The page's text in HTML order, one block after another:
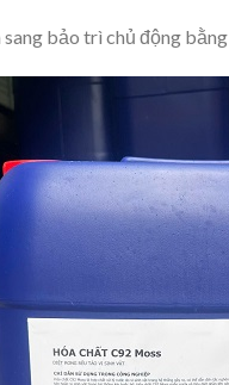
sang bảo trì chủ động bằng